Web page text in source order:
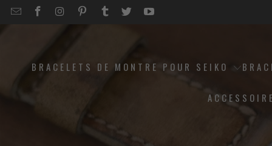
EMAILSTRAPCODE
STRAPCODE
STRAPCODE
STRAPCODE
STRAPCODE
STRAPCODE
BRACELETS DE MONTRE POUR SEIKO